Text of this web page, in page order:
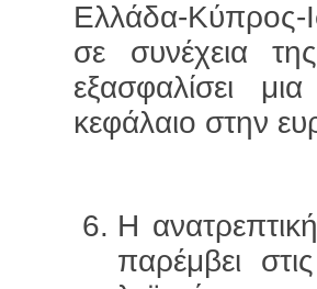
Ελλάδα-
σε συνέχεια
εξασφαλίσει
κεφάλαιο στην
Η
παρέμβει